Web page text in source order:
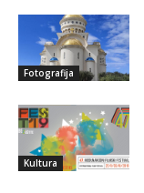
Fotografija
Kultura